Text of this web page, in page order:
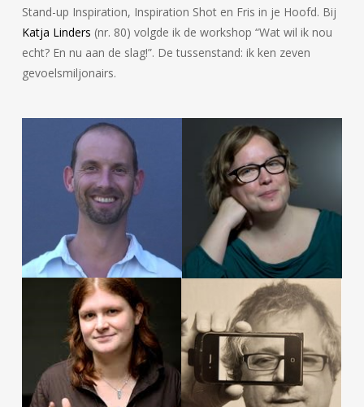
Stand-up Inspiration, Inspiration Shot en Fris in je Hoofd. Bij
Katja Linders (nr. 80) volgde ik de workshop “Wat wil ik nou
echt? En nu aan de slag!”. De tussenstand: ik ken zeven
gevoelsmiljonairs.